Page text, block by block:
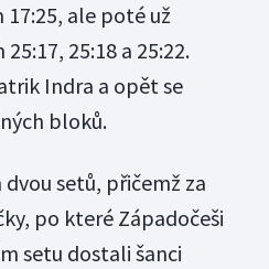
ale poté už
25:18 a 25:22.
Indra a opět se
bloků.
setů, přičemž za
po které Západočeši
setu dostali šanci